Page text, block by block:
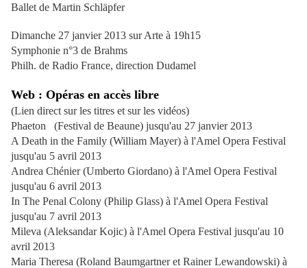
Ballet de Martin Schläpfer
Dimanche 27 janvier 2013 sur Arte à 19h15
Symphonie n°3 de Brahms
Philh. de Radio France, direction Dudamel
Web : Opéras en accès libre
(Lien direct sur les titres et sur les vidéos)
Phaeton (Festival de Beaune) jusqu'au 27 janvier 2013
A Death in the Family (William Mayer) à l'Amel Opera Festival
jusqu'au 5 avril 2013
Andrea Chénier (Umberto Giordano) à l'Amel Opera Festival
jusqu'au 6 avril 2013
In The Penal Colony (Philip Glass) à l'Amel Opera Festival
jusqu'au 7 avril 2013
Mileva (Aleksandar Kojic) à l'Amel Opera Festival jusqu'au 10
avril 2013
Maria Theresa (Roland Baumgartner et Rainer Lewandowski) à